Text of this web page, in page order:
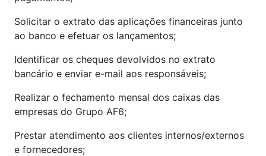
Solicitar o extrato das aplicações financeiras junto
ao banco e efetuar os lançamentos;
Identificar os cheques devolvidos no extrato
bancário e enviar e-mail aos responsáveis;
Realizar o fechamento mensal dos caixas das
empresas do Grupo AF6;
Prestar atendimento aos clientes internos/externos
e fornecedores;